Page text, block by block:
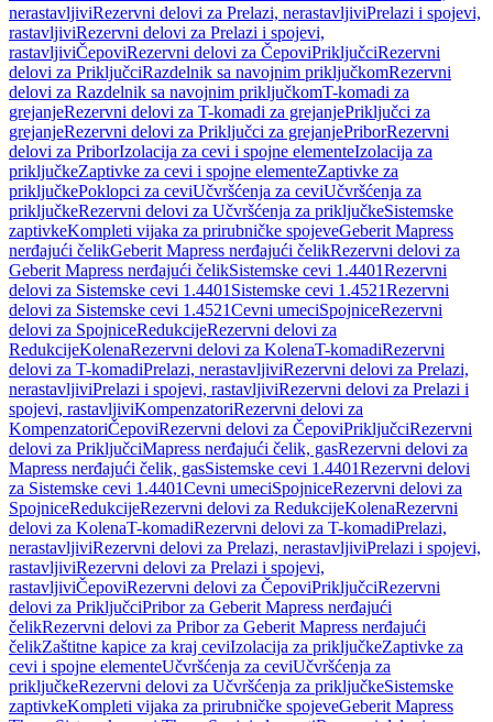
nerastavljiviRezervni delovi za Prelazi, nerastavljiviPrelazi i spojevi,
rastavljiviRezervni delovi za Prelazi i spojevi,
rastavljiviČepoviRezervni delovi za ČepoviPriključciRezervni
delovi za PriključciRazdelnik sa navojnim priključkomRezervni
delovi za Razdelnik sa navojnim priključkomT-komadi za
grejanjeRezervni delovi za T-komadi za grejanjePriključci za
grejanjeRezervni delovi za Priključci za grejanjePriborRezervni
delovi za PriborIzolacija za cevi i spojne elementeIzolacija za
priključkeZaptivke za cevi i spojne elementeZaptivke za
priključkePoklopci za ceviUčvršćenja za ceviUčvršćenja za
priključkeRezervni delovi za Učvršćenja za priključkeSistemske
zaptivkeKompleti vijaka za prirubničke spojeveGeberit Mapress
nerđajući čelikGeberit Mapress nerđajući čelikRezervni delovi za
Geberit Mapress nerđajući čelikSistemske cevi 1.4401Rezervni
delovi za Sistemske cevi 1.4401 Sistemske cevi 1.4521Rezervni
delovi za Sistemske cevi 1.4521Cevni umeciSpojniceRezervni
delovi za SpojniceRedukcijeRezervni delovi za
RedukcijeKolenaRezervni delovi za KolenaT-komadiRezervni
delovi za T-komadiPrelazi, nerastavljiviRezervni delovi za Prelazi,
nerastavljiviPrelazi i spojevi, rastavljiviRezervni delovi za Prelazi i
spojevi, rastavljiviKompenzatoriRezervni delovi za
KompenzatoriČepoviRezervni delovi za ČepoviPriključciRezervni
delovi za PriključciMapress nerđajući čelik, gasRezervni delovi za
Mapress nerđajući čelik, gasSistemske cevi 1.4401Rezervni delovi
za Sistemske cevi 1.4401Cevni umeciSpojniceRezervni delovi za
SpojniceRedukcijeRezervni delovi za RedukcijeKolenaRezervni
delovi za KolenaT-komadiRezervni delovi za T-komadiPrelazi,
nerastavljiviRezervni delovi za Prelazi, nerastavljiviPrelazi i spojevi,
rastavljiviRezervni delovi za Prelazi i spojevi,
rastavljiviČepoviRezervni delovi za ČepoviPriključciRezervni
delovi za PriključciPribor za Geberit Mapress nerđajući
čelikRezervni delovi za Pribor za Geberit Mapress nerđajući
čelikZaštitne kapice za kraj ceviIzolacija za priključkeZaptivke za
cevi i spojne elementeUčvršćenja za ceviUčvršćenja za
priključkeRezervni delovi za Učvršćenja za priključkeSistemske
zaptivkeKompleti vijaka za prirubničke spojeveGeberit Mapress